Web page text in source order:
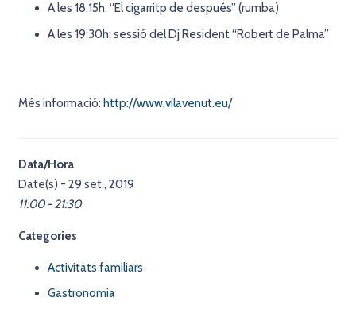
A les 18:15h: “El cigarritp de después” (rumba)
A les 19:30h: sessió del Dj Resident “Robert de Palma”
Més informació: http://www.vilavenut.eu/
Data/Hora
Date(s) - 29 set., 2019
11:00 - 21:30
Categories
Activitats familiars
Gastronomia